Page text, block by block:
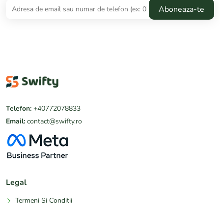
Telefon: +40772078833
Email: contact@swifty.ro
Legal
Termeni Si Conditii